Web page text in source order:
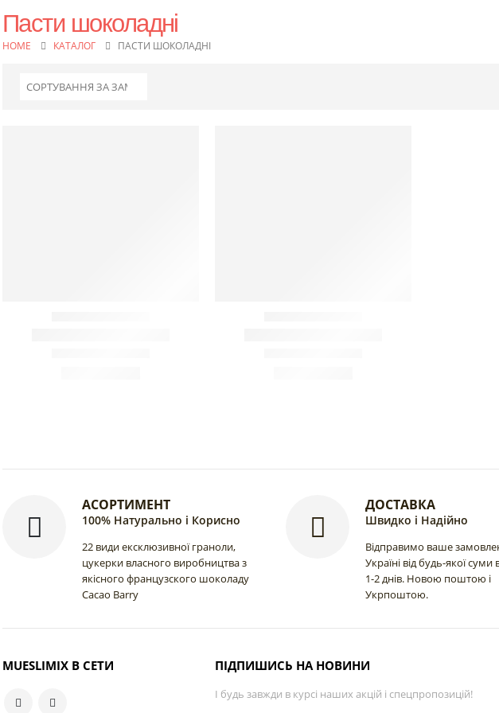
Пасти шоколадні
HOME КАТАЛОГ ПАСТИ ШОКОЛАДНІ
АСОРТИМЕНТ
100% Натурально і Корисно
22 види ексклюзивної граноли,
цукерки власного виробництва з
якісного французского шоколаду
Cacao Barry
ДОСТАВКА
Швидко і Надійно
Відправимо ваше
Україні від будь-якої суми
1-2 днів. Новою поштою і
Укрпоштою.
MUESLIMIX В СЕТИ ПІДПИШИСЬ НА НОВИНИ
І будь завжди в курсі наших акцій і спецпропозицій!